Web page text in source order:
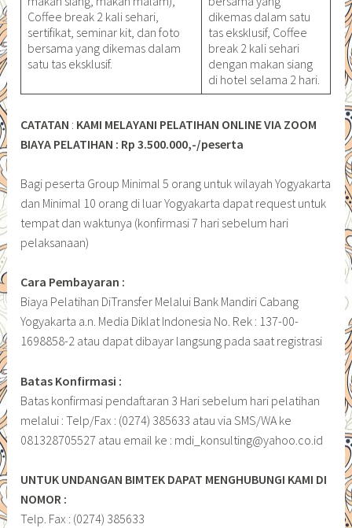
Coffee break 2 kali sehari,
sertifikat, seminar kit, dan foto
bersama yang dikemas dalam
satu tas eksklusif.
dikemas dalam satu
tas eksklusif, Coffee
break 2 kali sehari
dengan makan siang
di hotel selama 2 hari.
CATATAN : KAMI MELAYANI PELATIHAN ONLINE VIA ZOOM
BIAYA PELATIHAN : Rp 3.500.000,-/peserta
Bagi peserta Group Minimal 5 orang untuk wilayah Yogyakarta
dan Minimal 10 orang di luar Yogyakarta dapat request untuk
tempat dan waktunya (konfirmasi 7 hari sebelum hari
pelaksanaan)
Cara Pembayaran :
Biaya Pelatihan DiTransfer Melalui Bank Mandiri Cabang
Yogyakarta a.n. Media Diklat Indonesia No. Rek : 137-00-
1698858-2 atau dapat dibayar langsung pada saat registrasi
Batas Konfirmasi :
Batas konfirmasi pendaftaran 3 Hari sebelum hari pelatihan
melalui : Telp/Fax : (0274) 385633 atau via SMS/WA ke
081328705527 atau email ke : mdi_konsulting@yahoo.co.id
UNTUK UNDANGAN BIMTEK DAPAT MENGHUBUNGI KAMI DI
NOMOR :
Telp. Fax : (0274) 385633